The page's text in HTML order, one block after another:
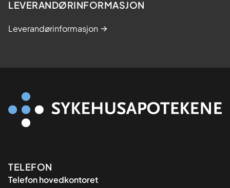
LEVERANDØRINFORMASJON
Leverandørinformasjon
Kontaktinformasjon
TELEFON
Telefon hovedkontoret